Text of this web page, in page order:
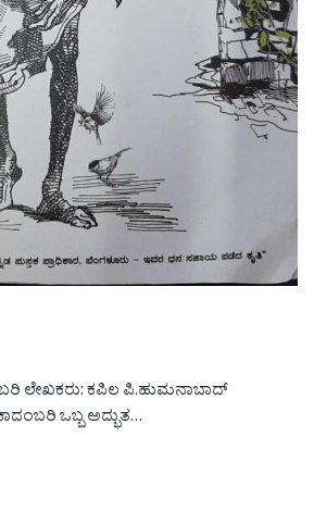
ಲೇಖಕರು: ಕಪಿಲ ಪಿ.ಹುಮನಾಬಾದ್
ಒಬ್ಬ ಅದ್ಭುತ…